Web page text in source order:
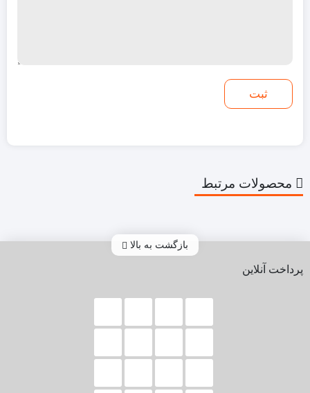
محصولات مرتبط
بازگشت به بالا
پرداخت آنلاین